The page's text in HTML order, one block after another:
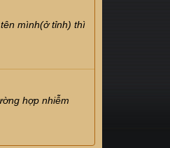
mình(ở tỉnh) thì
hợp nhiễm